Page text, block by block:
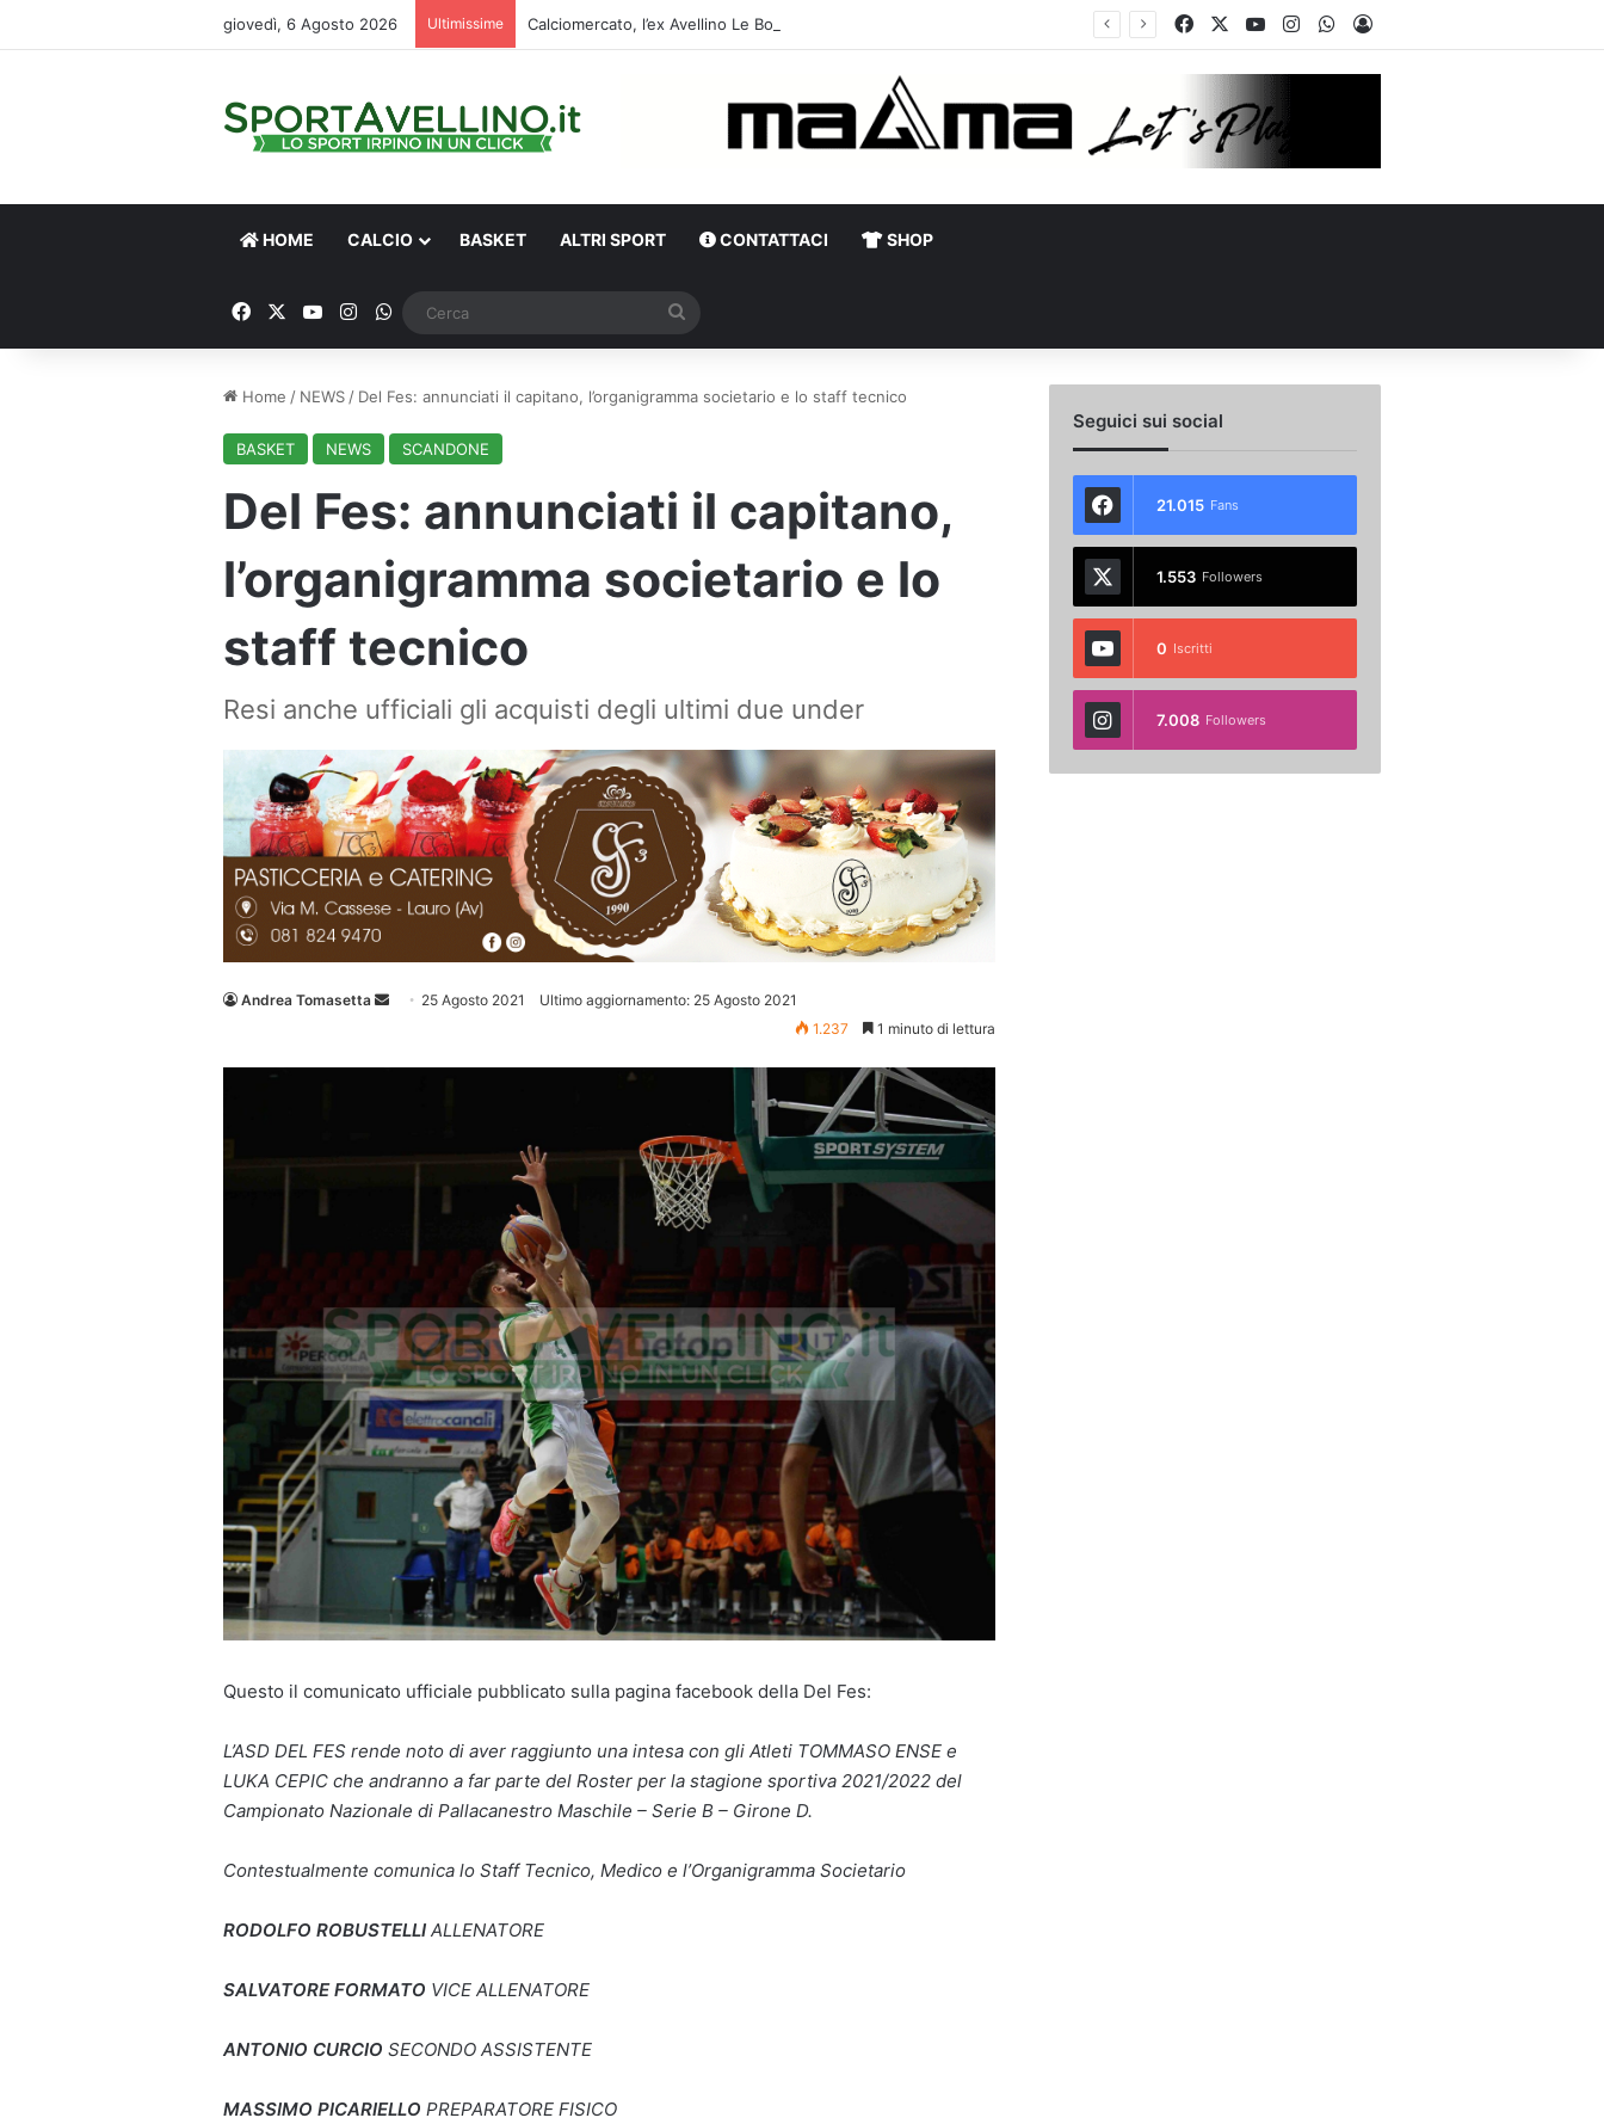
giovedì, 6 Agosto 2026 Ultimissime FacebookYou TubeInstagramWhatsApp
Accedi
HOME CALCIO BASKET ALTRI SPORT CONTATTACI SHOP
FacebookYou TubeInstagram
WhatsApp
Home / NEWS / Del Fes: annunciati il capitano, l’organigramma societario e lo staff tecnico
BASKET NEWS SCANDONE
Del Fes: annunciati il capitano,
l’organigramma societario e lo
staff tecnico
Resi anche ufficiali gli acquisti degli ultimi due under
Andrea Tomasetta
Invia 25 Agosto 2021
Ultimo aggiornamento: 25 Agosto 2021
1.237
1 minuto di lettura
Questo il comunicato ufficiale pubblicato sulla pagina facebook della Del Fes:
L’ASD DEL FES rende noto di aver raggiunto una intesa con gli Atleti TOMMASO ENSE e
LUKA CEPIC che andranno a far parte del Roster per la stagione sportiva 2021/2022 del
Campionato Nazionale di Pallacanestro Maschile – Serie B – Girone D.
Contestualmente comunica lo Staff Tecnico, Medico e l’Organigramma Societario
RODOLFO ROBUSTELLI ALLENATORE
SALVATORE FORMATO VICE ALLENATORE
ANTONIO CURCIO SECONDO ASSISTENTE
MASSIMO PICARIELLO PREPARATORE FISICO
Seguici sui social
21.015 Fans
1.553 Followers
0 Iscritti
7.008 Followers